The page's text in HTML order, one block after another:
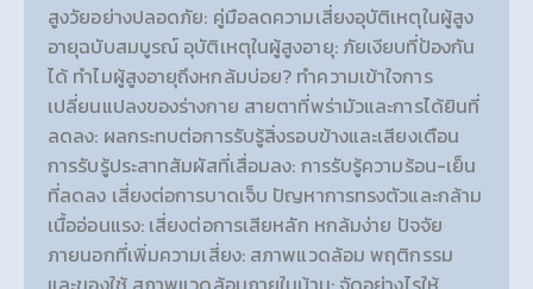
สูงวัยอย่างปลอดภัย: คู่มือลดความเสี่ยงอุบัติเหตุในผู้สูง
อายุฉบับสมบูรณ์ อุบัติเหตุในผู้สูงอายุ: ภัยเงียบที่ป้องกัน
ได้ ทำไมผู้สูงอายุถึงหกล้มบ่อย? ทำความเข้าใจการ
เปลี่ยนแปลงของร่างกาย สายตาที่พร่ามัวและการได้ยินที่
ลดลง: ผลกระทบต่อการรับรู้สิ่งรอบข้างและเสียงเตือน
การรับรู้ประสาทสัมผัสที่เสื่อมลง: การรับรู้ความร้อน-เย็น
ที่ลดลง เสี่ยงต่อการบาดเจ็บ ปัญหาการทรงตัวและกล้าม
เนื้ออ่อนแรง: เสี่ยงต่อการเสียหลัก หกล้มง่าย ปัจจัย
ภายนอกที่เพิ่มความเสี่ยง: สภาพแวดล้อม พฤติกรรม